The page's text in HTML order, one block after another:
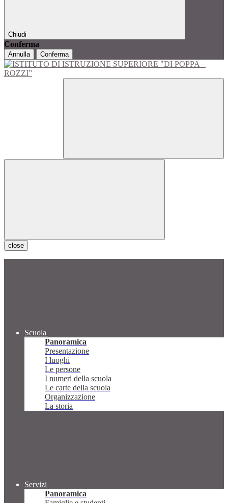
Chiudi
Conferma
Annulla Conferma
close
Scuola
Panoramica
Presentazione
I luoghi
Le persone
I numeri della scuola
Le carte della scuola
Organizzazione
La storia
Servizi
Panoramica